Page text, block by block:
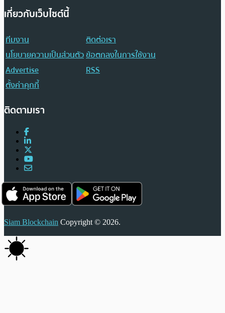
เกี่ยวกับเว็บไซต์นี้
ทีมงาน
ติดต่อเรา
นโยบายความเป็นส่วนตัวข้อตกลงในการใช้งาน
Advertise
RSS
ตั้งค่าคุกกี้
ติดตามเรา
Siam Blockchain Copyright © 2026.